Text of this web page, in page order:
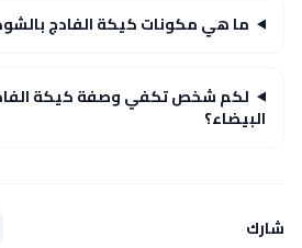
ما هي مكونات كيكة الفادج
لكم شخص تكفي وصفة كيكة
البيضاء؟
شارك